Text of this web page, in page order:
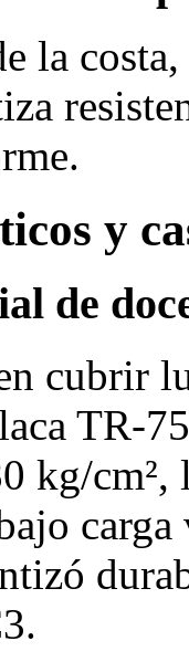
la
y
de
cubrir
kg/
carga